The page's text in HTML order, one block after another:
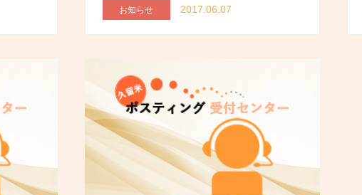
お知らせ 2017.06.07